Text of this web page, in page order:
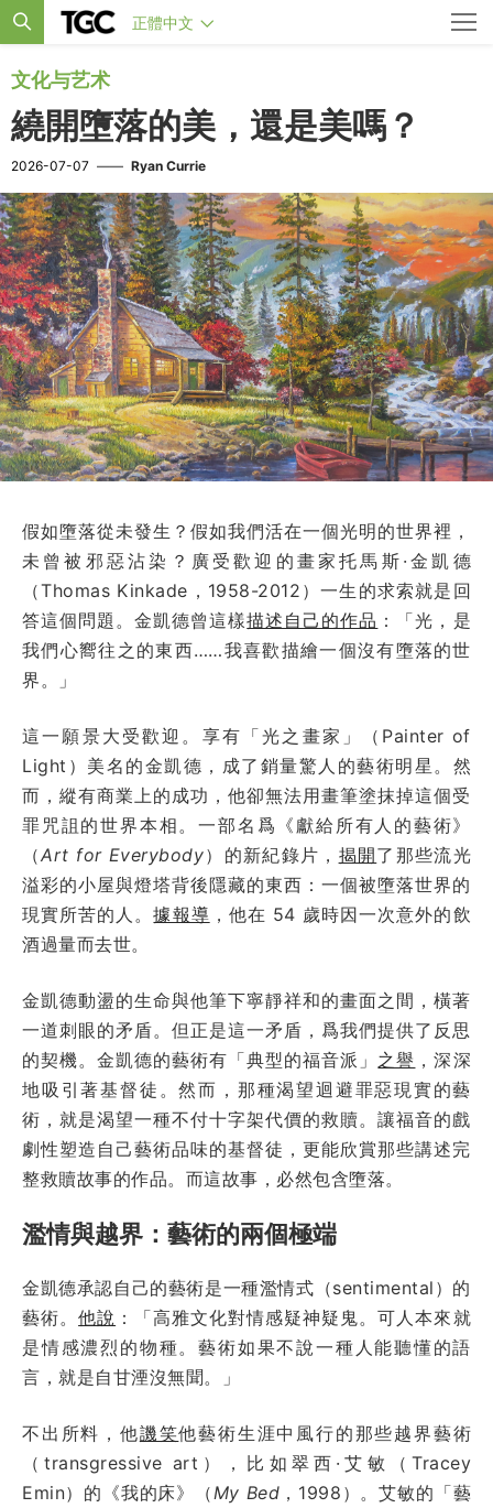
正體中文
文化与艺术
繞開墮落的美，還是美嗎？
2026-07-07 —— Ryan Currie
假如墮落從未發生？假如我們活在一個光明的世界裡，
未曾被邪惡沾染？廣受歡迎的畫家托馬斯·金凱德
（Thomas Kinkade，1958-2012）一生的求索就是回
答這個問題。金凱德曾這樣描述自己的作品 ：「光，是
我們心嚮往之的東西……我喜歡描繪一個沒有墮落的世
界。」
這一願景大受歡迎。享有「光之畫家」（Painter of
Light）美名的金凱德，成了銷量驚人的藝術明星。然
而，縱有商業上的成功，他卻無法用畫筆塗抹掉這個受
罪咒詛的世界本相。一部名爲《獻給所有人的藝術》
（Art for Everybody）的新紀錄片， 揭開了那些流光
溢彩的小屋與燈塔背後隱藏的東西：一個被墮落世界的
現實所苦的人。據報導 ，他在 54 歲時因一次意外的飲
酒過量而去世。
金凱德動盪的生命與他筆下寧靜祥和的畫面之間，橫著
一道刺眼的矛盾。但正是這一矛盾，爲我們提供了反思
的契機。金凱德的藝術有「典型的福音派」 之譽 ，深深
地吸引著基督徒。然而，那種渴望迴避罪惡現實的藝
術，就是渴望一種不付十字架代價的救贖。讓福音的戲
劇性塑造自己藝術品味的基督徒，更能欣賞那些講述完
整救贖故事的作品。而這故事，必然包含墮落。
濫情與越界：藝術的兩個極端
金凱德承認自己的藝術是一種濫情式（sentimental）的
藝術。他說 ：「高雅文化對情感疑神疑鬼。可人本來就
是情感濃烈的物種。藝術如果不說一種人能聽懂的語
言，就是自甘湮沒無聞。」
不出所料，他譏笑他藝術生涯中風行的那些越界藝術
（transgressive art），比如翠西·艾敏（Tracey
Emin）的《我的床》（ My Bed ，1998）。艾敏的「藝